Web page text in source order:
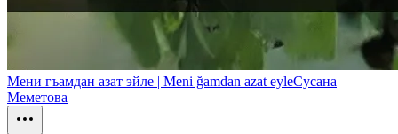
Мени гъамдан азат эйле | Meni ğamdan azat eyleСусана
Меметова